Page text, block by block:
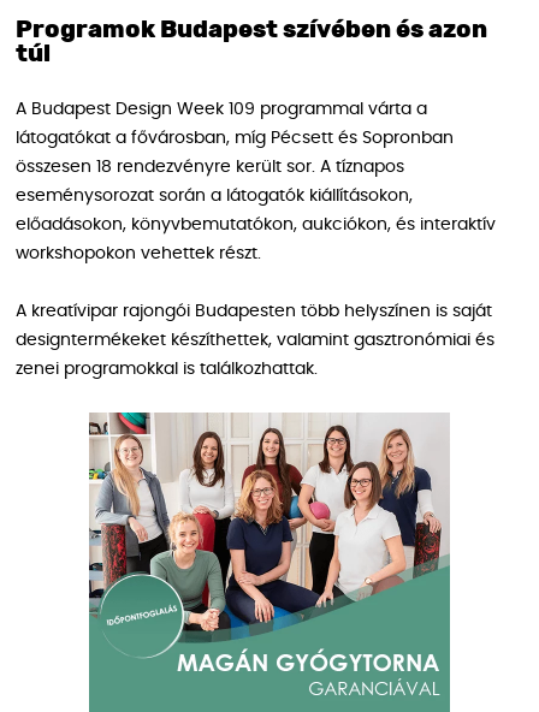
Programok Budapest szívében és azon
túl
A Budapest Design Week 109 programmal várta a
látogatókat a fővárosban, míg Pécsett és Sopronban
összesen 18 rendezvényre került sor. A tíznapos
eseménysorozat során a látogatók kiállításokon,
előadásokon, könyvbemutatókon, aukciókon, és interaktív
workshopokon vehettek részt.
A kreatívipar rajongói Budapesten több helyszínen is saját
designtermékeket készíthettek, valamint gasztronómiai és
zenei programokkal is találkozhattak.